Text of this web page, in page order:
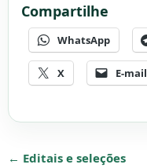
Compartilhe
WhatsApp
X E-mail
← Editais e seleções